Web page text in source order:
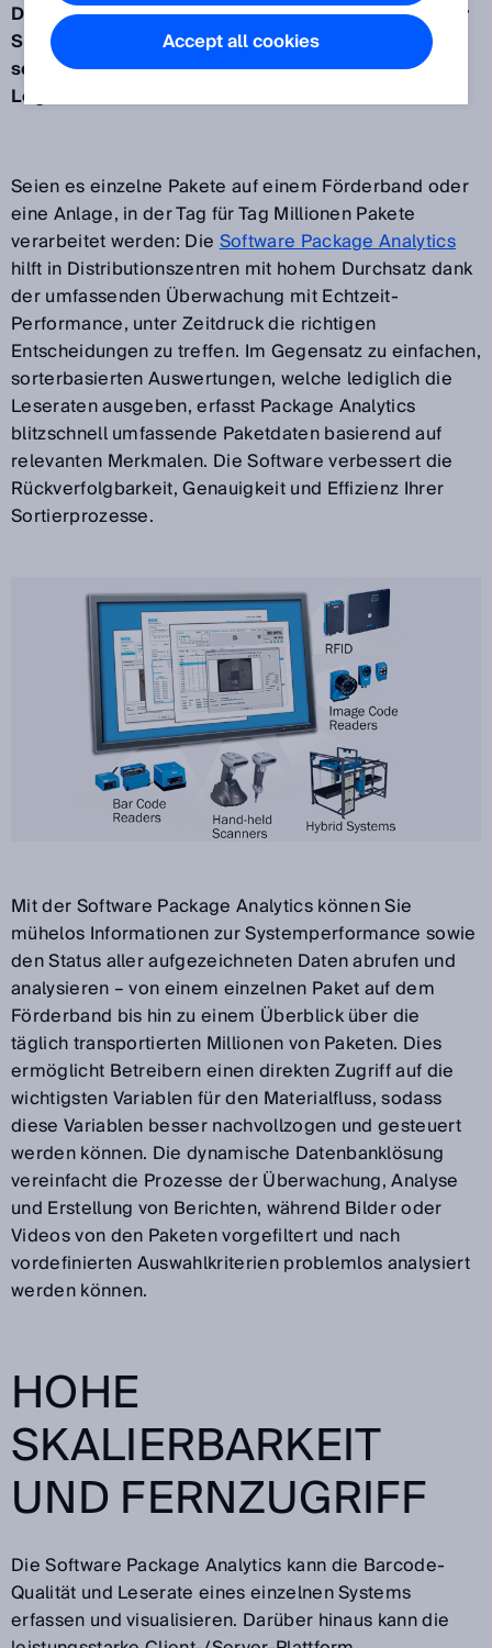
Daten zusammen, um Ihnen die Visualisierung aller
SICK-Sensordaten zu erleichtern, damit Sie
schnelle und fundierte Entscheidungen für Ihre
Logistik treffen können.
Seien es einzelne Pakete auf einem Förderband oder
eine Anlage, in der Tag für Tag Millionen Pakete
verarbeitet werden: DieSoftware Package Analytics
hilft in Distributionszentren mit hohem Durchsatz dank
der umfassenden Überwachung mit Echtzeit-
Performance, unter Zeitdruck die richtigen
Entscheidungen zu treffen. Im Gegensatz zu einfachen,
sorterbasierten Auswertungen, welche lediglich die
Leseraten ausgeben, erfasst Package Analytics
blitzschnell umfassende Paketdaten basierend auf
relevanten Merkmalen. Die Software verbessert die
Rückverfolgbarkeit, Genauigkeit und Effizienz Ihrer
Sortierprozesse.
Mit der Software Package Analytics können Sie
mühelos Informationen zur Systemperformance sowie
den Status aller aufgezeichneten Daten abrufen und
analysieren – von einem einzelnen Paket auf dem
Förderband bis hin zu einem Überblick über die
täglich transportierten Millionen von Paketen. Dies
ermöglicht Betreibern einen direkten Zugriff auf die
wichtigsten Variablen für den Materialfluss, sodass
diese Variablen besser nachvollzogen und gesteuert
werden können. Die dynamische Datenbanklösung
vereinfacht die Prozesse der Überwachung, Analyse
und Erstellung von Berichten, während Bilder oder
Videos von den Paketen vorgefiltert und nach
vordefinierten Auswahlkriterien problemlos analysiert
werden können.
HOHE
SKALIERBARKEIT
UND FERNZUGRIFF
Die Software Package Analytics kann die Barcode-
Qualität und Leserate eines einzelnen Systems
erfassen und visualisieren. Darüber hinaus kann die
Accept all cookies